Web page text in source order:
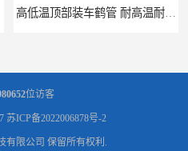
鹤管_鹤管销售_鹤管供应商
位访客
苏ICP备2022006878号-2
有限公司 保留所有权利.